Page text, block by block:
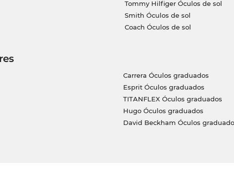
Tommy Hilfiger Óculos de sol
Smith Óculos de sol
Coach Óculos de sol
Carrera Óculos graduados
Esprit Óculos graduados
TITANFLEX Óculos graduados
Hugo Óculos graduados
David Beckham Óculos